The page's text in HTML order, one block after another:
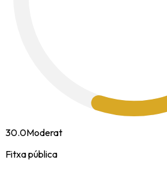
30.0Moderat
Fitxa pública